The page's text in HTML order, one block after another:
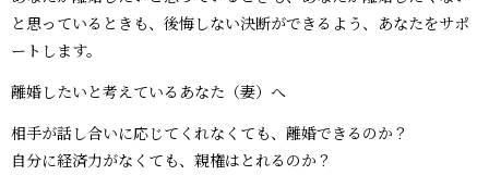
と思っているときも、後悔しない決断ができるよう、あなたをサポ
ートします。
離婚したいと考えているあなた（妻）へ
相手が話し合いに応じてくれなくても、離婚できるのか？
自分に経済力がなくても、親権はとれるのか？